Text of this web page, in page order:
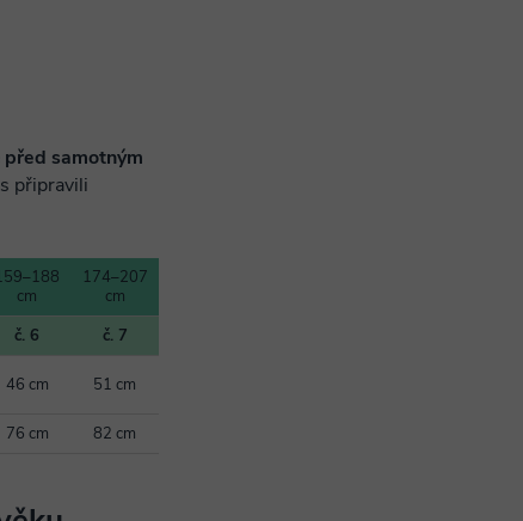
před samotným
připravili
cm
174–207
cm
č. 6
č. 7
46 cm 51 cm
76 cm 82 cm